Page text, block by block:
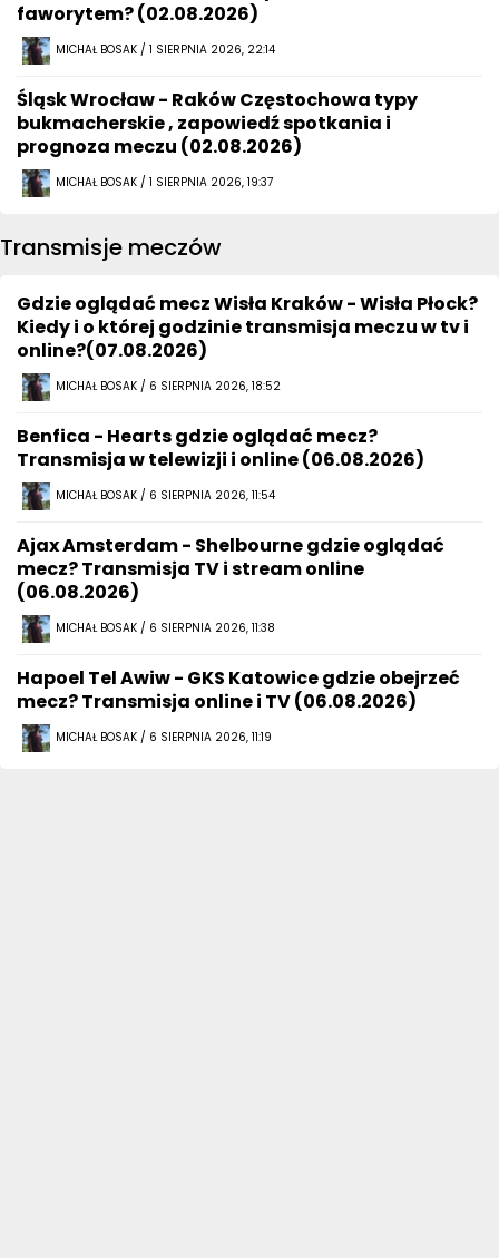
faworytem? (02.08.2026)
MICHAŁ BOSAK / 1 SIERPNIA 2026, 22:14
Śląsk Wrocław - Raków Częstochowa typy
bukmacherskie , zapowiedź spotkania i
prognoza meczu (02.08.2026)
MICHAŁ BOSAK / 1 SIERPNIA 2026, 19:37
Transmisje meczów
Gdzie oglądać mecz Wisła Kraków - Wisła Płock?
Kiedy i o której godzinie transmisja meczu w tv i
online?(07.08.2026)
MICHAŁ BOSAK / 6 SIERPNIA 2026, 18:52
Benfica - Hearts gdzie oglądać mecz?
Transmisja w telewizji i online (06.08.2026)
MICHAŁ BOSAK / 6 SIERPNIA 2026, 11:54
Ajax Amsterdam - Shelbourne gdzie oglądać
mecz? Transmisja TV i stream online
(06.08.2026)
MICHAŁ BOSAK / 6 SIERPNIA 2026, 11:38
Hapoel Tel Awiw - GKS Katowice gdzie obejrzeć
mecz? Transmisja online i TV (06.08.2026)
MICHAŁ BOSAK / 6 SIERPNIA 2026, 11:19